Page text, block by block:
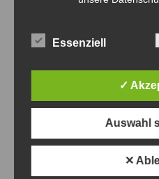
Essenziell
✓
Auswahl
✕